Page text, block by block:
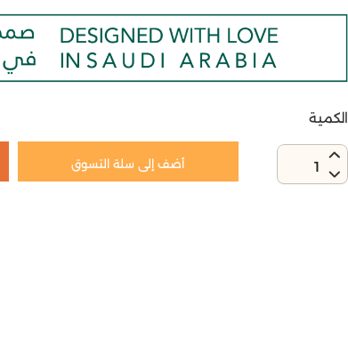
الكمية
1 أضف إلى سلة التسوق